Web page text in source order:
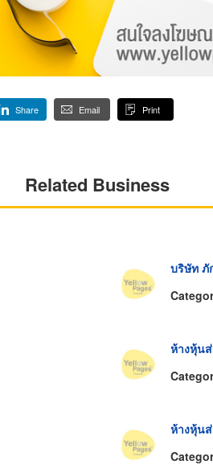
Share Email Print
Related Business
บริษัท ภั
ห้างหุ้น
ห้างหุ้น